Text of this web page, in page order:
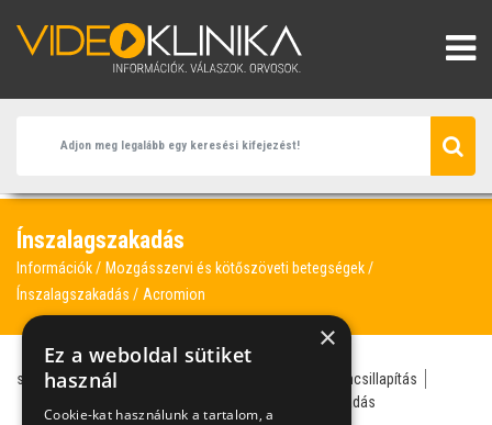
Ínszalagszakadás
Információk
Mozgásszervi és kötőszöveti betegségek
Ínszalagszakadás
Acromion
sportsebész
fájdalomcsillapítás
szalagszakadás
×
Ez a weboldal sütiket
használ
Cookie-kat használunk a tartalom, a